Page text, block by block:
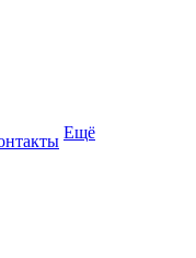
Ещё